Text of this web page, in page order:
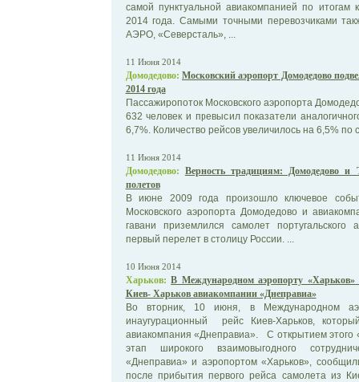
самой пунктуальной авиакомпанией по итогам
2014 года. Самыми точными перевозчиками
АЭРО, «Северсталь», ...
11 Июня 2014
Домодедово: Московский аэропорт Домодедово
2014 года
Пассажиропоток Московского аэропорта
632 человек и превысил показатели
6,7%. Количество рейсов увеличилось на 6,5%
11 Июня 2014
Домодедово: Верность традициям: Домодедово
полетов
В июне 2009 года произошло ключевое
Московского аэропорта Домодедово и
гавани приземлился самолет португальского
первый перелет в столицу России. ...
10 Июня 2014
Харьков: В Международном аэропорту «Харьков»
Киев- Харьков авиакомпании «Днеправиа»
Во вторник, 10 июня, в Международном
инаугурационный рейс Киев-Харьков,
авиакомпания «Днеправиа». С открытием этого
этап широкого взаимовыгодного
«Днеправиа» и аэропортом «Харьков»,
после прибытия первого рейса самолета из